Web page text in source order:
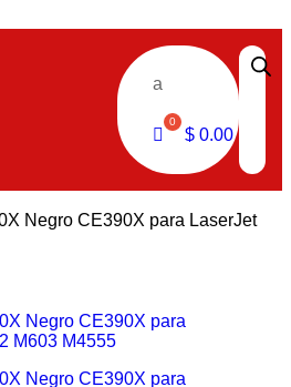
a
$0.00
Negro CE390X para LaserJet